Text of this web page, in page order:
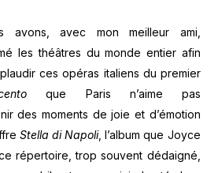
avons, avec mon meilleur ami,
les théâtres du monde entier afin
ces opéras italiens du premier
que Paris n’aime pas
des moments de joie et d’émotion
Stella di Napoli, l’album que Joyce
répertoire, trop souvent dédaigné,